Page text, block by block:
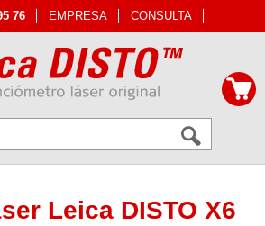
76 EMPRESA CONSULTA
Leica DISTO X6